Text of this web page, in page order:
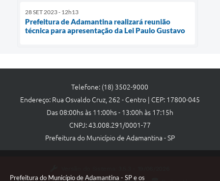
Prefeitura do Município de Adamantina - SP e os
28 SET 2023 - 12h13
Prefeitura de Adamantina realizará reunião
técnica para apresentação da Lei Paulo Gustavo
Telefone: (18) 3502-9000
Endereço: Rua Osvaldo Cruz, 262 - Centro | CEP: 17800-045
Das 08:00hs às 11:00hs - 13:00h às 17:15h
CNPJ: 43.008.291/0001-77
Prefeitura do Município de Adamantina - SP